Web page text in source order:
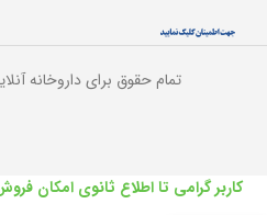
تمام حقوق برای داروخانه
کاربر گرامی تا اطلاع ثانوی امکان